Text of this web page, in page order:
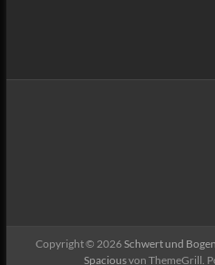
Copyright © 2026Schwert und Bogen
Spaciousvon ThemeGrill.